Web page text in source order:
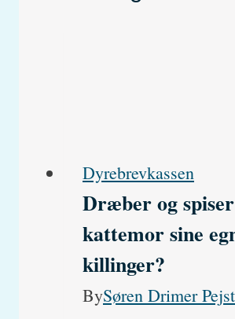
Dyrebrevkassen
Dræber og spiser
kattemor sine
killinger?
BySøren Drimer